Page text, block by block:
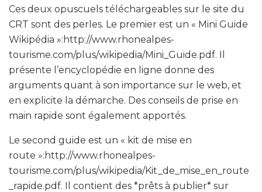
Ces deux opuscuels téléchargeables sur le site du
CRT sont des perles. Le premier est un « Mini Guide
Wikipédia »:http://www.rhonealpes-
tourisme.com/plus/wikipedia/Mini_Guide.pdf. Il
présente l’encyclopédie en ligne donne des
arguments quant à son importance sur le web, et
en explicite la démarche. Des conseils de prise en
main rapide sont également apportés.
Le second guide est un « kit de mise en
route »:http://www.rhonealpes-
tourisme.com/plus/wikipedia/Kit_de_mise_en_route
_rapide.pdf. Il contient des *prêts à publier* sur